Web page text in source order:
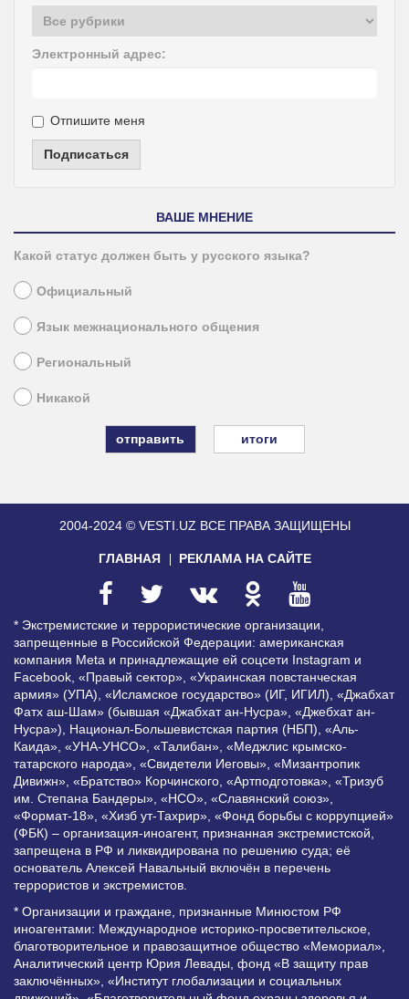
Электронный адрес:
Отпишите меня
Подписаться
ВАШЕ МНЕНИЕ
Какой статус должен быть у русского языка?
Официальный
Язык межнационального общения
Региональный
Никакой
итоги
2004-2024 © VESTI.UZ ВСЕ ПРАВА ЗАЩИЩЕНЫ
ГЛАВНАЯ РЕКЛАМА НА САЙТЕ
* Экстремистские и террористические организации,
запрещенные в Российской Федерации: американская
компания Meta и принадлежащие ей соцсети Instagram и
Facebook, «Правый сектор», «Украинская повстанческая
армия» (УПА), «Исламское государство» (ИГ, ИГИЛ), «Джабхат
Фатх аш-Шам» (бывшая «Джабхат ан-Нусра», «Джебхат ан-
Нусра»), Национал-Большевистская партия (НБП), «Аль-
Каида», «УНА-УНСО», «Талибан», «Меджлис крымско-
татарского народа», «Свидетели Иеговы», «Мизантропик
Дивижн», «Братство» Корчинского, «Артподготовка», «Тризуб
им. Степана Бандеры», «НСО», «Славянский союз»,
«Формат-18», «Хизб ут-Тахрир», «Фонд борьбы с коррупцией»
(ФБК) – организация-иноагент, признанная экстремистской,
запрещена в РФ и ликвидирована по решению суда; её
основатель Алексей Навальный включён в перечень
террористов и экстремистов.
* Организации и граждане, признанные Минюстом РФ
иноагентами: Международное историко-просветительское,
благотворительное и правозащитное общество «Мемориал»,
Аналитический центр Юрия Левады, фонд «В защиту прав
заключённых», «Институт глобализации и социальных